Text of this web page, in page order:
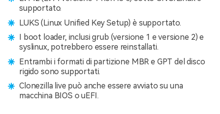
supportato.
LUKS (Linux Unified Key Setup) è supportato.
I boot loader, inclusi grub (versione 1 e versione 2) e
syslinux, potrebbero essere reinstallati.
Entrambi i formati di partizione MBR e GPT del disco
rigido sono supportati.
Clonezilla live può anche essere avviato su una
macchina BIOS o uEFI.